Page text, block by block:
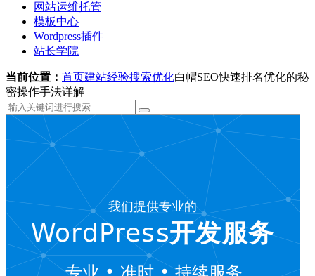
网站运维托管
模板中心
Wordpress插件
站长学院
当前位置： 首页建站经验搜索优化白帽SEO快速排名优化的秘
密操作手法详解